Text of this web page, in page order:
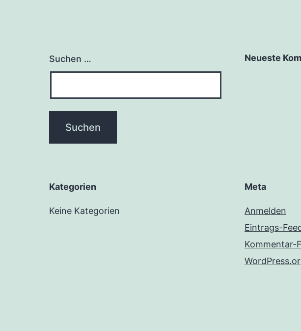
Suchen … Neu­es­te
Kate­go­rien
Keine Kategorien
Meta
Anmelden
Eintrags-
Kommentar-